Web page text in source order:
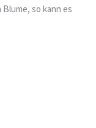
so kann es